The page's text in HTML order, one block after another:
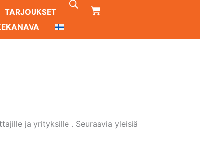
TARJOUKSET
CART
ja yrityksille . Seuraavia yleisiä